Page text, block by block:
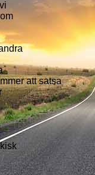
att satsa